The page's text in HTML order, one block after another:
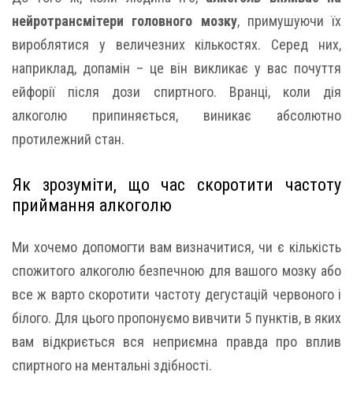
нейротрансмітери головного мозку, примушуючи їх
вироблятися у величезних кількостях. Серед них,
наприклад, допамін – це він викликає у вас почуття
ейфорії після дози спиртного. Вранці, коли дія
алкоголю припиняється, виникає абсолютно
протилежний стан.
Як зрозуміти, що час скоротити частоту
приймання алкоголю
Ми хочемо допомогти вам визначитися, чи є кількість
спожитого алкоголю безпечною для вашого мозку або
все ж варто скоротити частоту дегустацій червоного і
білого. Для цього пропонуємо вивчити 5 пунктів, в яких
вам відкриється вся неприємна правда про вплив
спиртного на ментальні здібності.